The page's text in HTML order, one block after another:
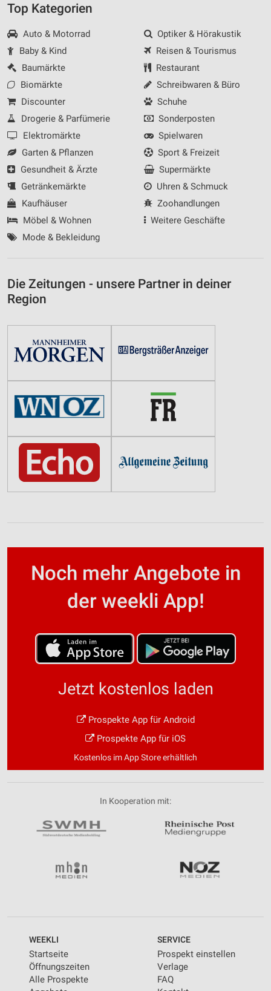
Top Kategorien
Auto & Motorrad
Baby & Kind
Baumärkte
Biomärkte
Discounter
Drogerie & Parfümerie
Elektromärkte
Garten & Pflanzen
Gesundheit & Ärzte
Getränkemärkte
Kaufhäuser
Möbel & Wohnen
Mode & Bekleidung
Optiker & Hörakustik
Reisen & Tourismus
Restaurant
Schreibwaren & Büro
Schuhe
Sonderposten
Spielwaren
Sport & Freizeit
Supermärkte
Uhren & Schmuck
Zoohandlungen
Weitere Geschäfte
Die Zeitungen - unsere Partner in deiner
Region
Noch mehr Angebote in
der weekli App!
Jetzt kostenlos laden
Prospekte App für Android
Prospekte App für iOS
Kostenlos im App Store erhältlich
In Kooperation mit:
WEEKLI
Startseite
Öffnungszeiten
Alle Prospekte
SERVICE
Prospekt einstellen
Verlage
FAQ